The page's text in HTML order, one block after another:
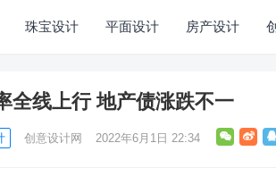
珠宝设计 平面设计 房产设计
全线上行 地产债涨跌不一
创意设计网 2022年6月1日 22:34